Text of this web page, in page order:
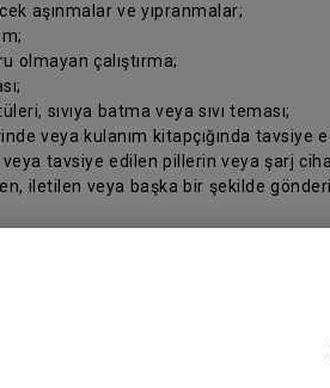
aşınmalar ve yıpranmalar;
olmayan çalıştırma;
sıvıya batma veya sıvı teması;
veya kulanım kitapçığında tavsiye
tavsiye edilen pillerin veya şarj
iletilen veya başka bir şekilde
yazılı olarak izin verilmeden
veya garanti mührünün kaldırılması
işleminin, BenQ veya bir YSS dışında
7 gün içerisinde
koruyucularının kullanılmaması